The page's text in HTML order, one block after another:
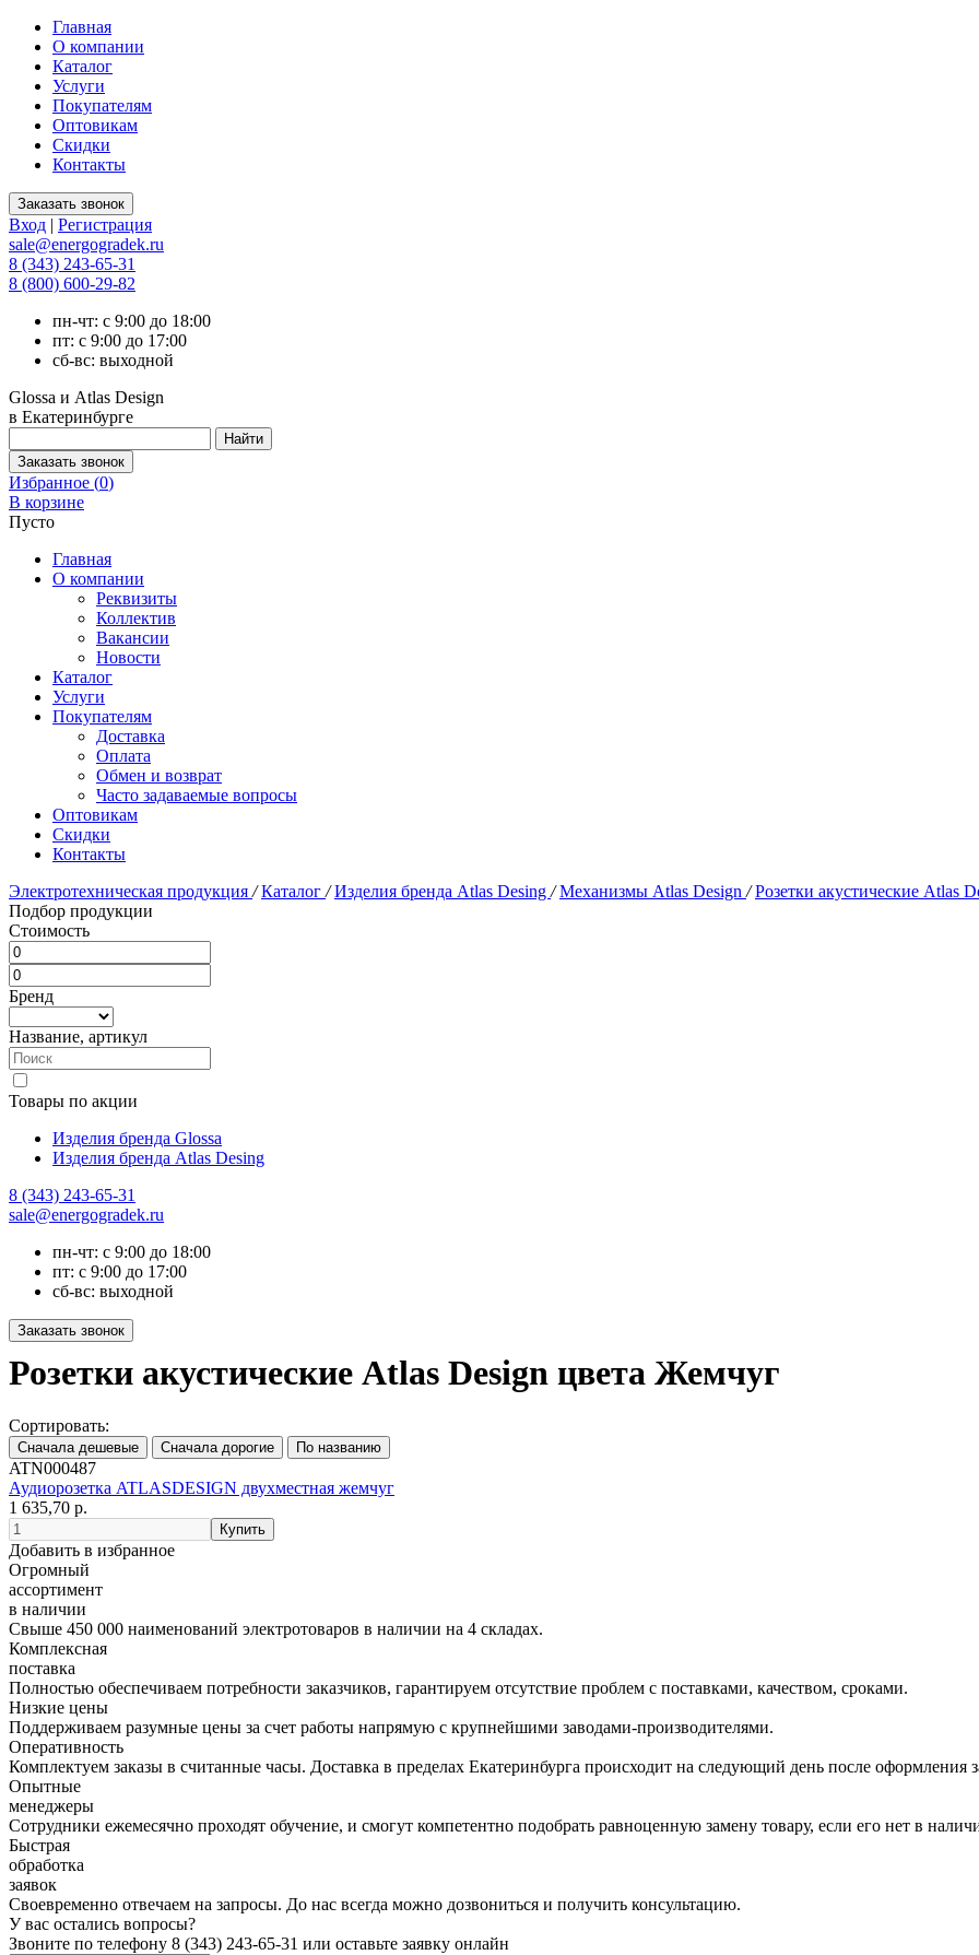
Главная
О компании
Каталог
Услуги
Покупателям
Оптовикам
Скидки
Контакты
Вход | Регистрация
sale@energogradek.ru
8 (343) 243-65-31
8 (800) 600-29-82
пн-чт: с 9:00 до 18:00
пт: с 9:00 до 17:00
сб-вс: выходной
Glossa и Atlas Design
в Екатеринбурге
Избранное (0)
В корзине
Пусто
Главная
О компании
Реквизиты
Коллектив
Вакансии
Новости
Каталог
Услуги
Покупателям
Доставка
Оплата
Обмен и возврат
Часто задаваемые вопросы
Оптовикам
Скидки
Контакты
Электротехническая продукция / Каталог / Изделия бренда Atlas Desing / Механизмы Atlas Design / Розетки акустические Atlas
Подбор продукции
Стоимость
Бренд
Название, артикул
Товары по акции
Изделия бренда Glossa
Изделия бренда Atlas Desing
8 (343) 243-65-31
sale@energogradek.ru
пн-чт: с 9:00 до 18:00
пт: с 9:00 до 17:00
сб-вс: выходной
Розетки акустические Atlas Design цвета Жемчуг
Сортировать:
ATN000487
Аудиорозетка ATLASDESIGN двухместная жемчуг
1 635,70 р.
Добавить в избранное
Огромный
ассортимент
в наличии
Свыше 450 000 наименований электротоваров в наличии на 4 складах.
Комплексная
поставка
Полностью обеспечиваем потребности заказчиков, гарантируем отсутствие проблем с поставками, качеством, сроками.
Низкие цены
Поддерживаем разумные цены за счет работы напрямую с крупнейшими заводами-производителями.
Оперативность
Комплектуем заказы в считанные часы. Доставка в пределах Екатеринбурга происходит на следующий день после оформления
Опытные
менеджеры
Сотрудники ежемесячно проходят обучение, и смогут компетентно подобрать равноценную замену товару, если его нет в
Быстрая
обработка
заявок
Своевременно отвечаем на запросы. До нас всегда можно дозвониться и получить консультацию.
У вас остались вопросы?
Звоните по телефону 8 (343) 243-65-31 или оставьте заявку онлайн